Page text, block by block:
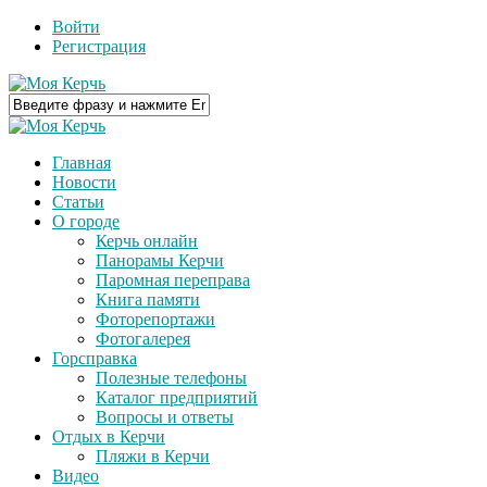
Войти
Регистрация
Главная
Новости
Статьи
О городе
Керчь онлайн
Панорамы Керчи
Паромная переправа
Книга памяти
Фоторепортажи
Фотогалерея
Горсправка
Полезные телефоны
Каталог предприятий
Вопросы и ответы
Отдых в Керчи
Пляжи в Керчи
Видео